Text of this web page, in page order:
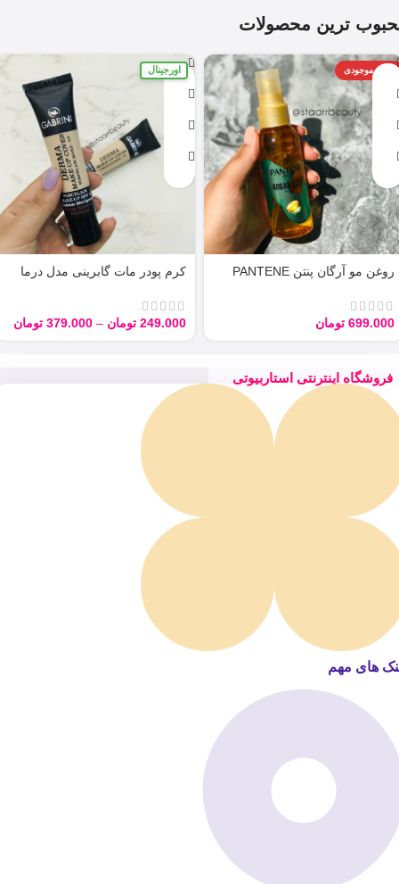
ترین محصولات
اتمام موجودی
روغن مو آرگان پنتن PANTENE
699.000 تومان
اورجینال
کرم پودر مات گابرینی مدل درما
249.000 تومان –
379.000 تومان
فروشگاه اینترنتی استاربیوتی
های مهم